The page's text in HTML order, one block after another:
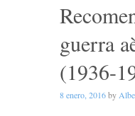
guerra
(1936-
8 enero, 2016by